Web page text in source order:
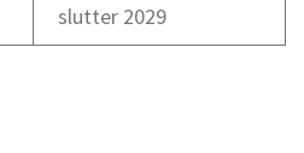
slutter 2029